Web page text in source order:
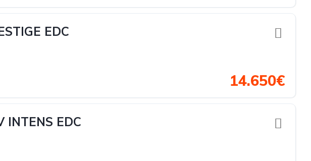
EDC
14.650€
INTENS EDC